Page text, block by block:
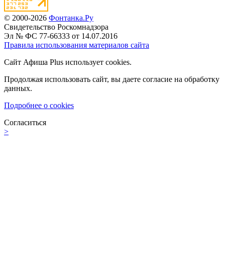
© 2000-2026 Фонтанка.Ру
Свидетельство Роскомнадзора
Эл № ФС 77-66333 от 14.07.2016
Правила использования материалов сайта
Сайт Афиша Plus использует cookies.
Продолжая использовать сайт, вы даете согласие на обработку
данных.
Подробнее о cookies
Согласиться
>